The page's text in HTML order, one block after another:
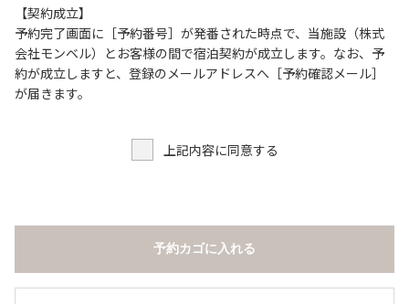
４．大きな音で音楽や楽器などを鳴らす行為。（ 但し貸切イ
ベントは除く）
５．発電機の使用。（但し貸切イベントは除く）
６．申込みされたサイト以外のサイトの利用や共用部（シャ
ワー棟、水道など）の占有行為。
８．その他 周りに迷惑となるような行為（夜間の大声での談
１．全室禁煙です。
２．動物（ペット類）の同伴はご遠慮願います。
３．備品の持ち出しはしないでください。
４．ご訪問客と常設テント内での面会はご遠慮願います。
【契約成立】
予約完了画面に［予約番号］が発番された時点で、当施設（株式
会社モンベル）とお客様の間で宿泊契約が成立します。なお、予
約が成立しますと、登録のメールアドレスへ［予約確認メール］
が届きます。
上記内容に同意する
予約カゴに入れる